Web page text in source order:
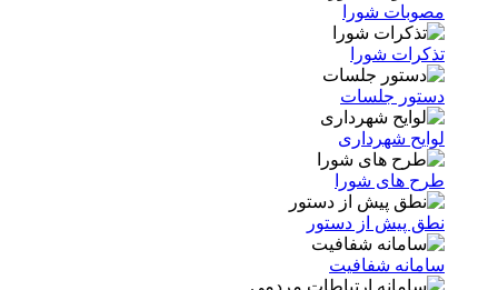
مصوبات شورا
تذکرات شورا
دستور جلسات
لوایح شهرداری
طرح های شورا
نطق پیش از دستور
سامانه شفافیت